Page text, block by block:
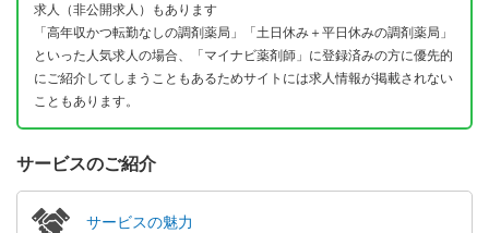
求人（非公開求人）もあります
「高年収かつ転勤なしの調剤薬局」「土日休み＋平日休みの調剤薬局」
といった人気求人の場合、「マイナビ薬剤師」に登録済みの方に優先的
にご紹介してしまうこともあるためサイトには求人情報が掲載されない
こともあります。
サービスのご紹介
サービスの魅力